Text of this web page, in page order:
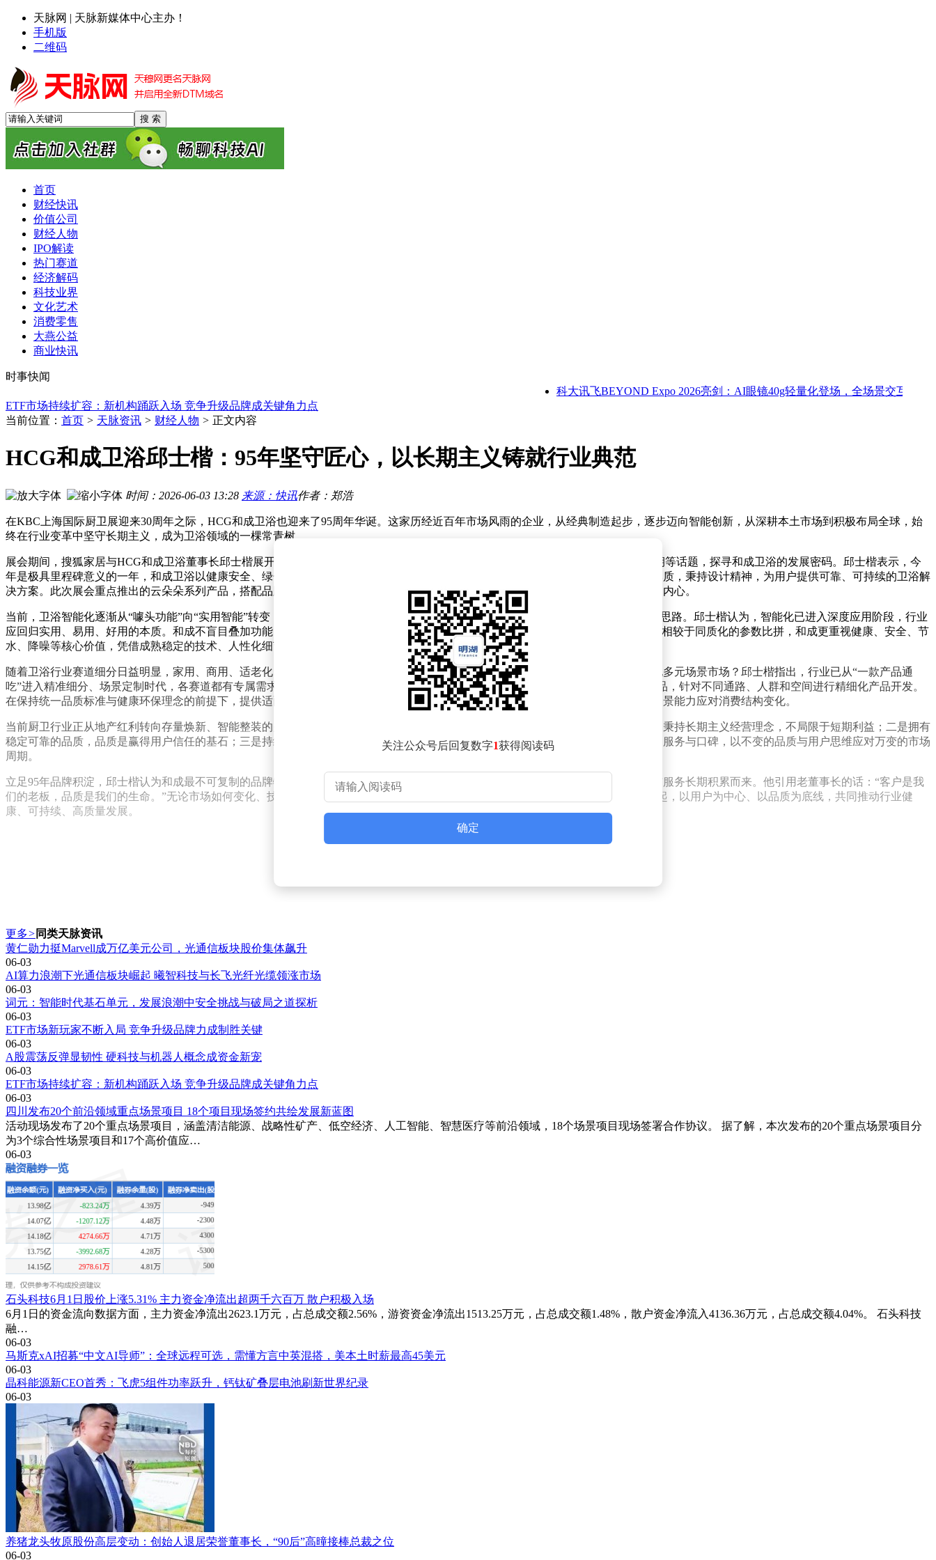
天脉网 | 天脉新媒体中心主办！
手机版
二维码
首页
财经快讯
价值公司
财经人物
IPO解读
热门赛道
经济解码
科技业界
文化艺术
消费零售
大燕公益
商业快讯
时事快闻
科大讯飞BEYOND Expo 2026亮剑：AI眼镜40g轻量化登场，全场景交互革新未来
晶科能源新CEO首秀：飞虎5组件功率跃升，钙钛矿叠层电池刷新世界纪录
黄仁勋力挺Marvell成万亿美元公司，光通信板块股价集体飙升
AI算力浪潮下光通信板块崛起 曦智科技与长飞光纤光缆领涨市场
词元：智能时代基石单元，发展浪潮中安全挑战与破局之道探析
A股震荡反弹显韧性 硬科技与机器人概念成资金新宠
四川发布20个前沿领域重点场景项目 18个项目现场签约共绘发展新蓝图
石头科技6月1日股价上涨5.31% 主力资金净流出超两千六百万 散户积极入场
晶科能源新CEO首秀：飞虎5组件功率跃升，钙钛矿叠层电池刷新世界纪录
黄仁勋力挺Marvell成万亿美元公司，光通信板块股价集体飙升
当前位置： 首页 > 天脉资讯 > 财经人物 > 正文内容
HCG和成卫浴邱士楷：95年坚守匠心，以长期主义铸就行业典范
时间：2026-06-03 13:28 来源：快讯作者：郑浩
在KBC上海国际厨卫展迎来30周年之际，HCG和成卫浴也迎来了95周年华诞。这家历经近百年市场风雨的企业，从经典制造起步，逐步迈向智能创新，从深耕本土市场到积极布局全球，始
终在行业变革中坚守长期主义，成为卫浴领域的一棵常青树。
展会期间，搜狐家居与HCG和成卫浴董事长邱士楷展开深度对话，围绕品牌战略、智能卫浴研发、行业消费结构变化以及穿越行业周期等话题，探寻和成卫浴的发展密码。邱士楷表示，今
年是极具里程碑意义的一年，和成卫浴以健康安全、绿色环保为本次参展的核心定位，向行业与市场传递出清晰信号：始终坚守产品本质，秉持设计精神，为用户提供可靠、可持续的卫浴解
决方案。此次展会重点推出的云朵朵系列产品，搭配品牌原创公仔，以年轻化、亲和力的方式，让品牌理念更贴近日常生活，走进用户内心。
当前，卫浴智能化逐渐从“噱头功能”向“实用智能”转变，众多品牌陷入智能同质化困境。和成卫浴在智能卫浴研发上有着独特的差异化思路。邱士楷认为，智能化已进入深度应用阶段，行业
应回归实用、易用、好用的本质。和成不盲目叠加功能，而是聚焦用户真实使用场景，优化体验、简化操作，让智能做到“无感好用”。相较于同质化的参数比拼，和成更重视健康、安全、节
水、降噪等核心价值，凭借成熟稳定的技术、人性化细节和长期耐用性，形成难以复制的产品竞争力，真正提升用户生活品质。
随着卫浴行业赛道细分日益明显，家用、商用、适老化、高端定制等需求分化加剧。和成卫浴如何理解这一消费结构变化，又怎样适配多元场景市场？邱士楷指出，行业已从“一款产品通
吃”进入精准细分、场景定制时代，各赛道都有专属需求，但核心围绕品质、安全、科技、智能展开。和成以用户为中心，以场景定产品，针对不同通路、人群和空间进行精细化产品开发。
在保持统一品质标准与健康环保理念的前提下，提供适配的功能、设计与服务，既满足大众刚需，也覆盖专业场景与高端需求，以全场景能力应对消费结构变化。
当前厨卫行业正从地产红利转向存量焕新、智能整装的关键拐点。邱士楷认为，和成卫浴穿越95年市场起伏，核心壁垒在于三点：一是秉持长期主义经营理念，不局限于短期利益；二是拥有
稳定可靠的品质，品质是赢得用户信任的基石；三是持续贴近用户需求，提前预判未来趋势。和成坚定看好中国市场，扎实做好产品、服务与口碑，以不变的品质与用户思维应对万变的市场
周期。
立足95年品牌积淀，邱士楷认为和成最不可复制的品牌特质是客户的长期信赖。这份信赖并非短期营销所能打造，而是靠一代代产品与服务长期积累而来。他引用老董事长的话：“客户是我
们的老板，品质是我们的生命。”无论市场如何变化、技术如何迭代，卫浴行业的根本始终是品质、安全与服务。他希望与行业同仁一起，以用户为中心、以品质为底线，共同推动行业健
康、可持续、高质量发展。
关注公众号后回复数字1获得阅读码
确定
更多> 同类天脉资讯
黄仁勋力挺Marvell成万亿美元公司，光通信板块股价集体飙升
06-03
AI算力浪潮下光通信板块崛起 曦智科技与长飞光纤光缆领涨市场
06-03
词元：智能时代基石单元，发展浪潮中安全挑战与破局之道探析
06-03
ETF市场新玩家不断入局 竞争升级品牌力成制胜关键
06-03
A股震荡反弹显韧性 硬科技与机器人概念成资金新宠
06-03
ETF市场持续扩容：新机构踊跃入场 竞争升级品牌成关键角力点
06-03
四川发布20个前沿领域重点场景项目 18个项目现场签约共绘发展新蓝图
活动现场发布了20个重点场景项目，涵盖清洁能源、战略性矿产、低空经济、人工智能、智慧医疗等前沿领域，18个场景项目现场签署合作协议。 据了解，本次发布的20个重点场景项目分
为3个综合性场景项目和17个高价值应…
06-03
石头科技6月1日股价上涨5.31% 主力资金净流出超两千六百万 散户积极入场
6月1日的资金流向数据方面，主力资金净流出2623.1万元，占总成交额2.56%，游资资金净流出1513.25万元，占总成交额1.48%，散户资金净流入4136.36万元，占总成交额4.04%。 石头科技
融…
06-03
马斯克xAI招募“中文AI导师”：全球远程可选，需懂方言中英混搭，美本土时薪最高45美元
06-03
晶科能源新CEO首秀：飞虎5组件功率跃升，钙钛矿叠层电池刷新世界纪录
06-03
养猪龙头牧原股份高层变动：创始人退居荣誉董事长，“90后”高曈接棒总裁之位
06-03